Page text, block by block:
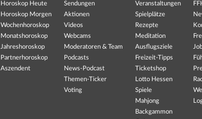
Horoskop Heute
Horoskop Morgen
Wochenhoroskop
Monatshoroskop
Jahreshoroskop
Partnerhoroskop
Aszendent
Sendungen
Aktionen
Videos
Webcams
Moderatoren & Team
Podcasts
News-Podcast
Themen-Ticker
Voting
Veranstaltungen
Spielplätze
Rezepte
Meditation
Ausflugsziele
Freizeit-Tipps
Ticketshop
Lotto Hessen
Spiele
Mahjong
Backgammon